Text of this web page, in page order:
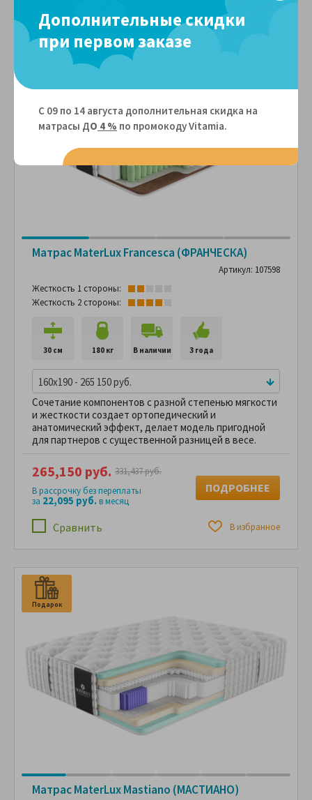
-20%
Матрас MaterLux Francesca (ФРАНЧЕСКА)
Артикул: 107598
Жесткость 1 стороны:
Жесткость 2 стороны:
30 см 180 кг В наличии 3 года
160x190 - 265 150 руб.
Сочетание компонентов с разной степенью мягкости
и жесткости создает ортопедический и
анатомический эффект, делает модель пригодной
для партнеров с существенной разницей в весе.
Сравнить В избранное
265,150 руб. 331,437 руб.
В рассрочку без переплаты
за 22,095 руб.в месяц
ПОДРОБНЕЕ
Подарок
Матрас MaterLux Mastiano (МАСТИАНО)
Дополнительные скидки
при первом заказе
С 09 по 14 августа дополнительная скидка на
матрасы ДО 4 % по промокоду Vitamiа.